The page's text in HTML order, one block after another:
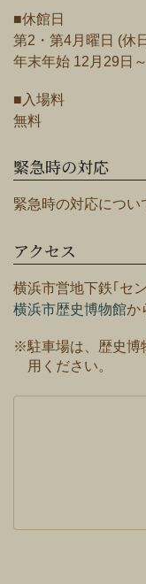
■休館日
第2・第4月曜日 (休
年末年始 12月29日
■入場料
無料
緊急時の対応
緊急時の対応につい
アクセス
横浜市営地下鉄｢セ
横浜市歴史博物館か
※駐車場は、歴史博
用ください。